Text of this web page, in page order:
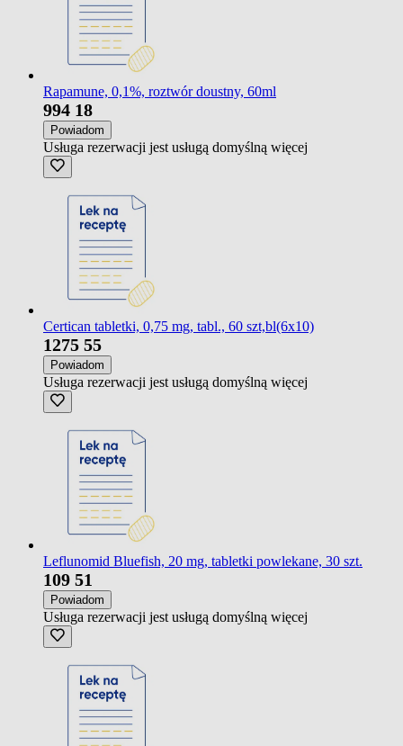
Rapamune, 0,1%, roztwór doustny, 60ml
994 18
Powiadom
Usługa rezerwacji jest usługą domyślną więcej
Certican tabletki, 0,75 mg, tabl., 60 szt,bl(6x10)
1275 55
Powiadom
Usługa rezerwacji jest usługą domyślną więcej
Leflunomid Bluefish, 20 mg, tabletki powlekane, 30 szt.
109 51
Powiadom
Usługa rezerwacji jest usługą domyślną więcej